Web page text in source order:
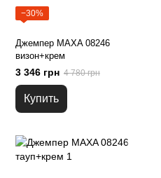
−30%
Джемпер MAXA 08246
визон+крем
3 346 грн 4 780 грн
Купить